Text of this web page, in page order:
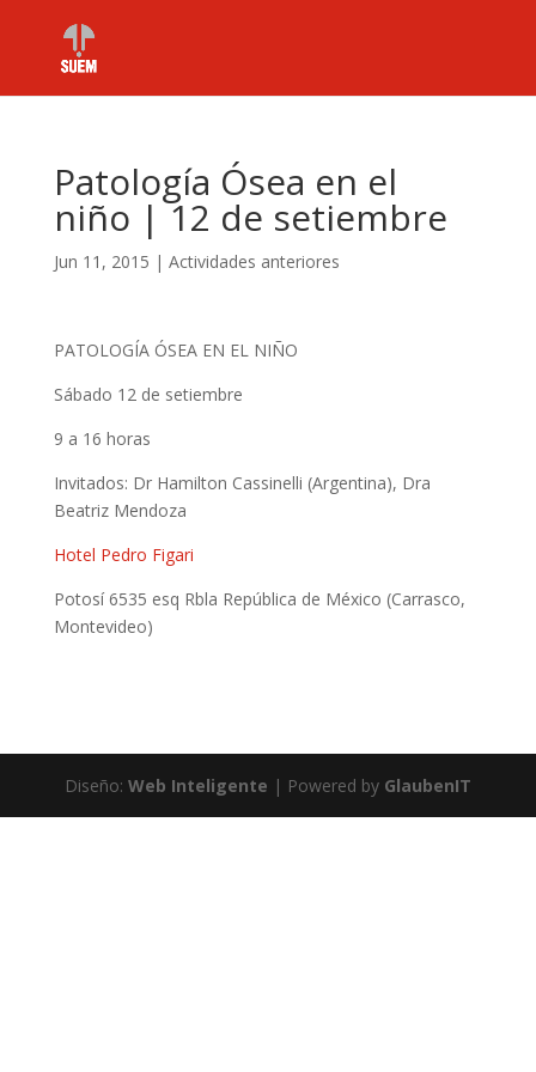
Patología Ósea en el
niño | 12 de setiembre
Jun 11, 2015 | Actividades anteriores
PATOLOGÍA ÓSEA EN EL NIÑO
Sábado 12 de setiembre
9 a 16 horas
Invitados: Dr Hamilton Cassinelli (Argentina), Dra
Beatriz Mendoza
Hotel Pedro Figari
Potosí 6535 esq Rbla República de México (Carrasco,
Montevideo)
Diseño: Web Inteligente | Powered by GlaubenIT